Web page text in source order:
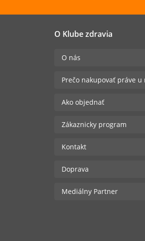
O Klube zdravia
O nás
Prečo nakupovať práve u
Ako objednať
Zákaznicky program
Kontakt
Doprava
Mediálny Partner